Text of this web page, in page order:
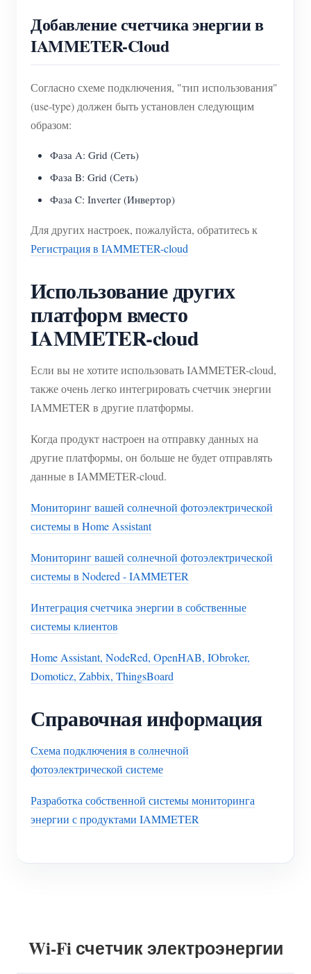
Добавление счетчика энергии в
IAMMETER-Cloud
Согласно схеме подключения, "тип использования"
(use-type) должен быть установлен следующим
образом:
Фаза A: Grid (Сеть)
Фаза B: Grid (Сеть)
Фаза C: Inverter (Инвертор)
Для других настроек, пожалуйста, обратитесь к
Регистрация в IAMMETER-cloud
Использование других
платформ вместо
IAMMETER-cloud
Если вы не хотите использовать IAMMETER-cloud,
также очень легко интегрировать счетчик энергии
IAMMETER в другие платформы.
Когда продукт настроен на отправку данных на
другие платформы, он больше не будет отправлять
данные в IAMMETER-cloud.
Мониторинг вашей солнечной фотоэлектрической
системы в Home Assistant
Мониторинг вашей солнечной фотоэлектрической
системы в Nodered - IAMMETER
Интеграция счетчика энергии в собственные
системы клиентов
Home Assistant, NodeRed, OpenHAB, IObroker,
Domoticz, Zabbix, ThingsBoard
Справочная информация
Схема подключения в солнечной
фотоэлектрической системе
Разработка собственной системы мониторинга
энергии с продуктами IAMMETER
Wi-Fi счетчик электроэнергии